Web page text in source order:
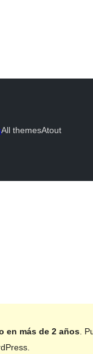
All themesAtout
en más de 2 años.